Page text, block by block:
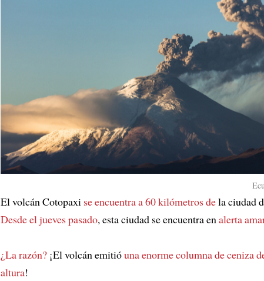
El volcán Cotopaxi se encuentra a 60 kilómetros dela ciudad
Desde el jueves pasado, esta ciudad se encuentra en alerta
¿La razón? ¡El volcán emitióuna enorme columna de ceniza
altura!